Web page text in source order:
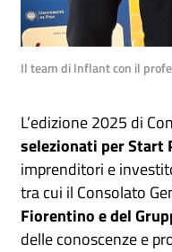
Il team di Inflant con il
L’edizione 2025 di
selezionati per Start
imprenditori e
tra cui il Consolato
Fiorentino e del
delle conoscenze e